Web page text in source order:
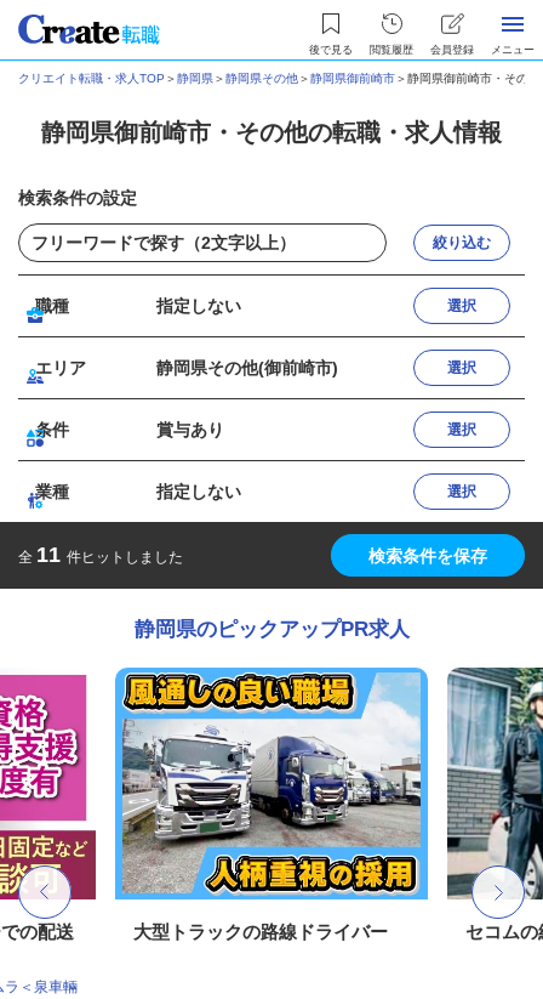
後で見る 閲覧履歴 会員登録 メニュー
クリエイト転職・求人TOP ＞静岡県＞静岡県その他＞静岡県御前崎市＞静岡県御前崎市・その
静岡県御前崎市・その他の転職・求人情報
検索条件の設定
絞り込む
職種 指定しない 選択
エリア 静岡県その他(御前崎市) 選択
条件 賞与あり 選択
業種 指定しない 選択
全 11 件ヒットしました 検索条件を保存
静岡県のピックアップPR求人
の配送
ラ＜泉車輛
大型トラックの路線ドライバー セコムの